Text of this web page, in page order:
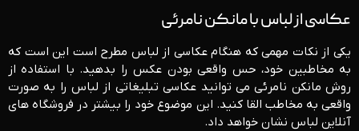
عکاسی از لباس با مانکن نامرئی
یکی از نکات مهمی که هنگام عکاسی از لباس مطرح است این است که
به مخاطبین خود، حس واقعی بودن عکس را بدهید. با استفاده از
روش مانکن نامرئی می توانید عکاسی تبلیغاتی از لباس را به صورت
واقعی به مخاطب القا کنید. این موضوع خود را بیشتر در فروشگاه های
آنلاین لباس نشان خواهد داد.